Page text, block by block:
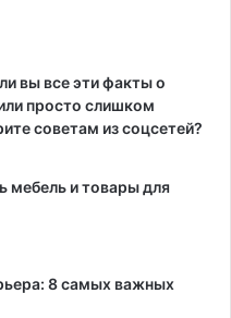
вы все эти факты о
просто слишком
советам из соцсетей?
мебель и товары для
8 самых важных